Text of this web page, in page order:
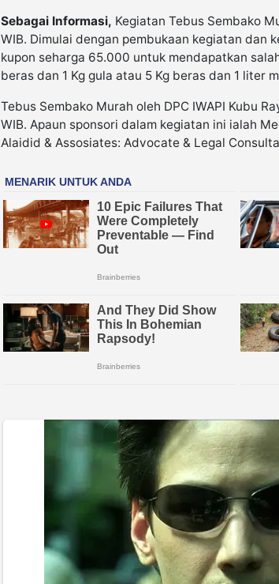
Sebagai Informasi, Kegiatan Tebus Sembako
WIB. Dimulai dengan pembukaan kegiatan dan
kupon seharga 65.000 untuk mendapatkan
beras dan 1 Kg gula atau 5 Kg beras dan 1 liter
Tebus Sembako Murah oleh DPC IWAPI Kubu
WIB. Apaun sponsori dalam kegiatan ini ialah
Alaidid & Assosiates: Advocate & Legal